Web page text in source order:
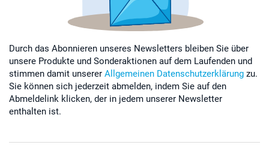
Durch das Abonnieren unseres Newsletters bleiben Sie über
unsere Produkte und Sonderaktionen auf dem Laufenden und
stimmen damit unserer Allgemeinen Datenschutzerklärung zu.
Sie können sich jederzeit abmelden, indem Sie auf den
Abmeldelink klicken, der in jedem unserer Newsletter
enthalten ist.